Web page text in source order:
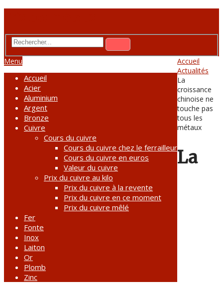
Menu
Accueil
Acier
Aluminium
Argent
Bronze
Cuivre
Cours du cuivre
Cours du cuivre chez le ferrailleur
Cours du cuivre en euros
Valeur du cuivre
Prix du cuivre au kilo
Prix du cuivre à la revente
Prix du cuivre en ce moment
Prix du cuivre mêlé
Fer
Fonte
Inox
Laiton
Or
Plomb
Zinc
Accueil
Actualités
La
croissance
chinoise ne
touche pas
tous les
métaux
La